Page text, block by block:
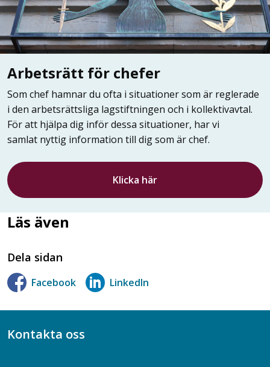
Arbetsrätt för chefer
Som chef hamnar du ofta i situationer som är reglerade
i den arbetsrättsliga lagstiftningen och i kollektivavtal.
För att hjälpa dig inför dessa situationer, har vi
samlat nyttig information till dig som är chef.
Klicka här
Läs även
Dela sidan
Facebook LinkedIn
Kontakta oss